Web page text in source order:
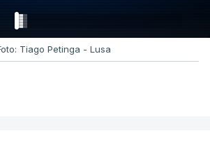
Tiago Petinga - Lusa